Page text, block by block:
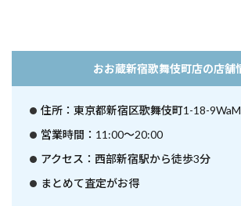
おお蔵新宿歌舞伎町店の店舗
住所：東京都新宿区歌舞伎町1-18-
営業時間：11:00～20:00
アクセス：西部新宿駅から徒歩3分
まとめて査定がお得